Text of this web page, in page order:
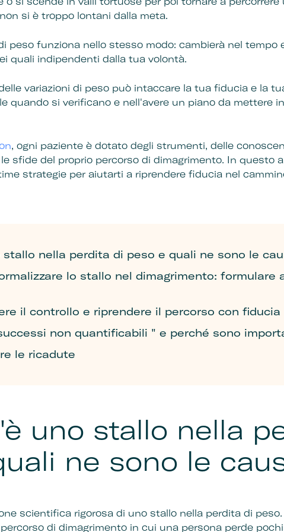
si è troppo lontani dalla meta.
peso funziona nello stesso modo: cambierà nel tempo
quali indipendenti dalla tua volontà.
variazioni di peso può intaccare la tua fiducia e la
quando si verificano e nell'avere un piano da mettere
, ogni paziente è dotato degli strumenti, delle
sfide del proprio percorso di dimagrimento. In questo
strategie per aiutarti a riprendere fiducia nel
stallo nella perdita di peso e quali ne sono le
lo stallo nel dimagrimento: formulare
il controllo e riprendere il percorso con fiducia
non quantificabili " e perché sono
le ricadute
uno stallo nella
ne sono le
scientifica rigorosa di uno stallo nella perdita di
di dimagrimento in cui una persona perde